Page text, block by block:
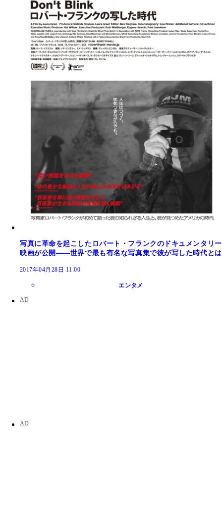
写真に革命を起こしたロバート・フランクのドキュメンタリー
映画が公開――世界で最も有名な写真集で彼が写した時代とは
2017年04月28日 11:00
エンタメ